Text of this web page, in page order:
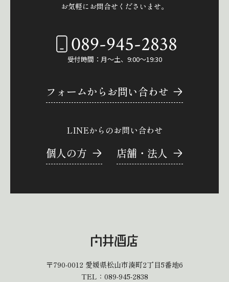
お気軽にお問合せくださいませ。
089-945-2838
受付時間：月～土、9:00～19:30
フォームからお問い合わせ
LINEからのお問い合わせ
個人の方 店舗・法人
〒790-0012 愛媛県松山市湊町2丁目5番地6
TEL： 089-945-2838